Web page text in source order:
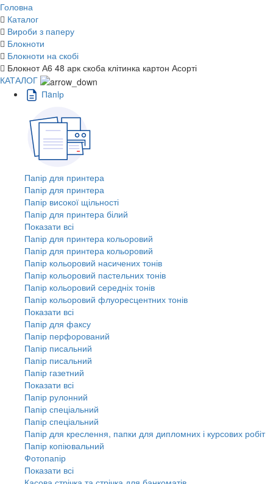
Головна
Каталог
Вироби з паперу
Блокноти
Блокноти на скобі
Блокнот А6 48 арк скоба клітинка картон Асорті
КАТАЛОГ
Пaпiр
Папір для принтера
Папір для принтера
Папір високої щільності
Папір для принтера білий
Показати всі
Папір для принтера кольоровий
Папір для принтера кольоровий
Папір кольоровий насичених тонів
Папір кольоровий пастельних тонів
Папір кольоровий середніх тонів
Папір кольоровий флуоресцентних тонів
Показати всі
Папір для факсу
Папір перфорований
Папір писальний
Папір писальний
Папір газетний
Показати всі
Папір рулонний
Папір спеціальний
Папір спеціальний
Папір для креслення, папки для дипломних і курсових робіт
Папір копіювальний
Фотопапір
Показати всі